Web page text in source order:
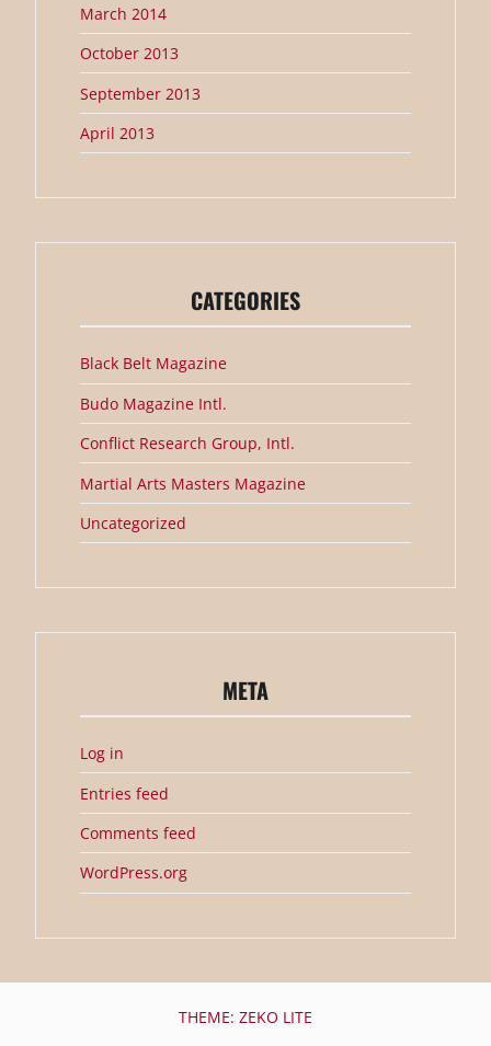
March 2014
October 2013
September 2013
April 2013
CATEGORIES
Black Belt Magazine
Budo Magazine Intl.
Conflict Research Group, Intl.
Martial Arts Masters Magazine
Uncategorized
META
Log in
Entries feed
Comments feed
WordPress.org
THEME: ZEKO LITE